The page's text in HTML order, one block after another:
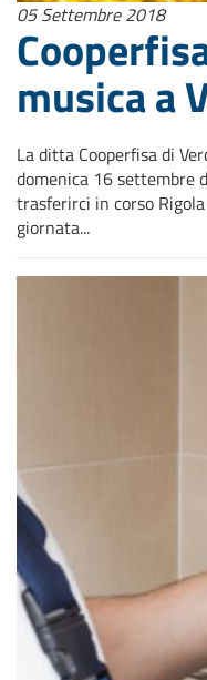
05 Settembre 2018
musica a
La ditta Cooperfisa di
domenica 16 settembre
trasferirci in corso
giornata...